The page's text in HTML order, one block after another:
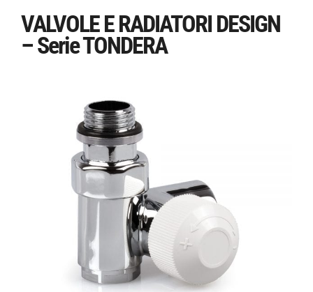
VALVOLE E RADIATORI DESIGN
– Serie TONDERA